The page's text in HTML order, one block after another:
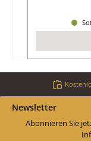
Newsletter
Abonnieren Sie